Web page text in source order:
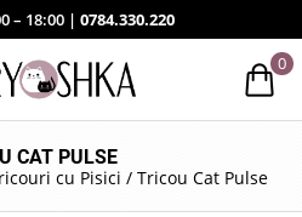
– 18:00 | 0784.330.220
0
CAT PULSE
cu Pisici / Tricou Cat Pulse